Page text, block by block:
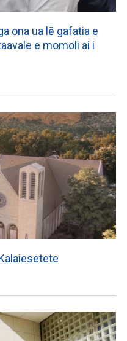
ona ua lē gafatia e
e momoli ai i